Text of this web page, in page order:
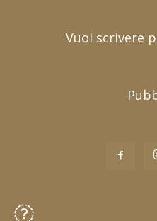
Vuoi scrivere